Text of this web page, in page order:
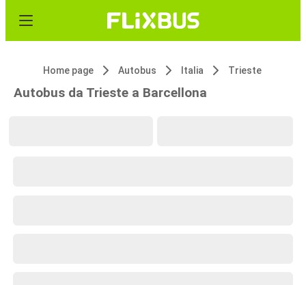
Home page Autobus Italia Trieste
Autobus da Trieste a Barcellona